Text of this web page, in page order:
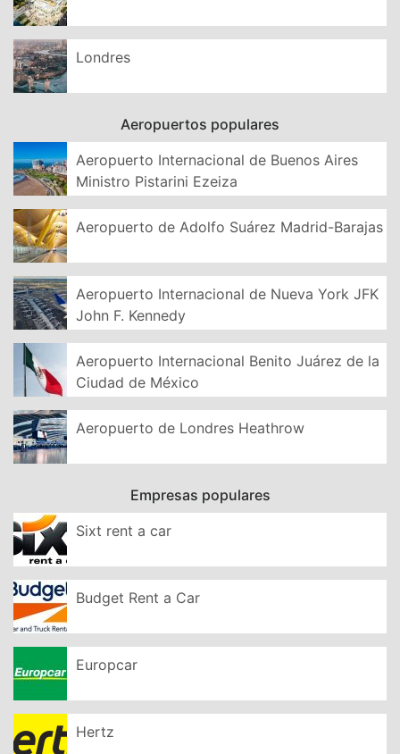
Londres
Aeropuertos populares
Aeropuerto Internacional de Buenos Aires
Ministro Pistarini Ezeiza
Aeropuerto de Adolfo Suárez Madrid-Barajas
Aeropuerto Internacional de Nueva York JFK
John F. Kennedy
Aeropuerto Internacional Benito Juárez de la
Ciudad de México
Aeropuerto de Londres Heathrow
Empresas populares
Sixt rent a car
Budget Rent a Car
Europcar
Hertz